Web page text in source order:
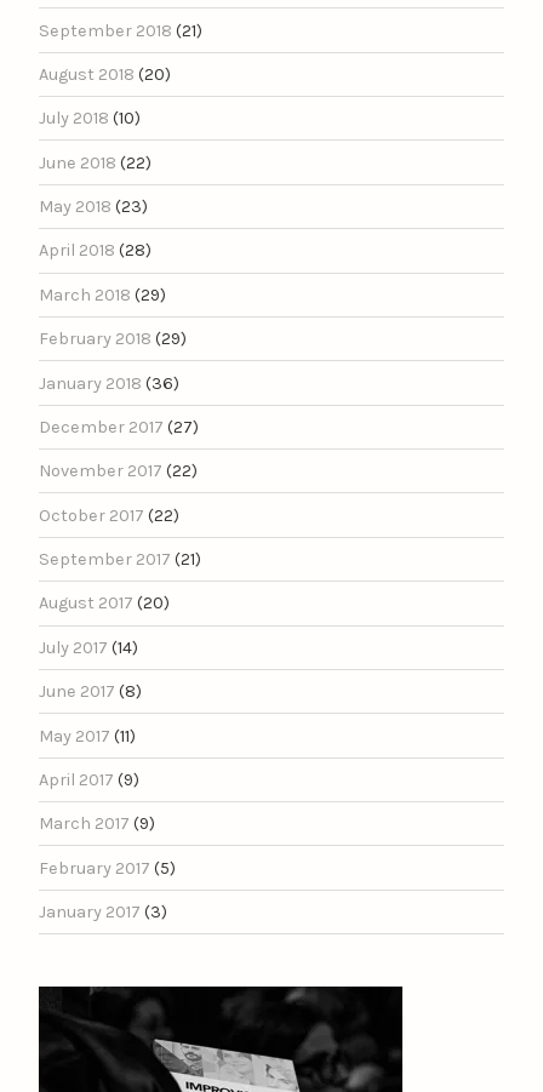
September 2018 (21)
August 2018 (20)
July 2018 (10)
June 2018 (22)
May 2018 (23)
April 2018 (28)
March 2018 (29)
February 2018 (29)
January 2018 (36)
December 2017 (27)
November 2017 (22)
October 2017 (22)
September 2017 (21)
August 2017 (20)
July 2017 (14)
June 2017 (8)
May 2017 (11)
April 2017 (9)
March 2017 (9)
February 2017 (5)
January 2017 (3)